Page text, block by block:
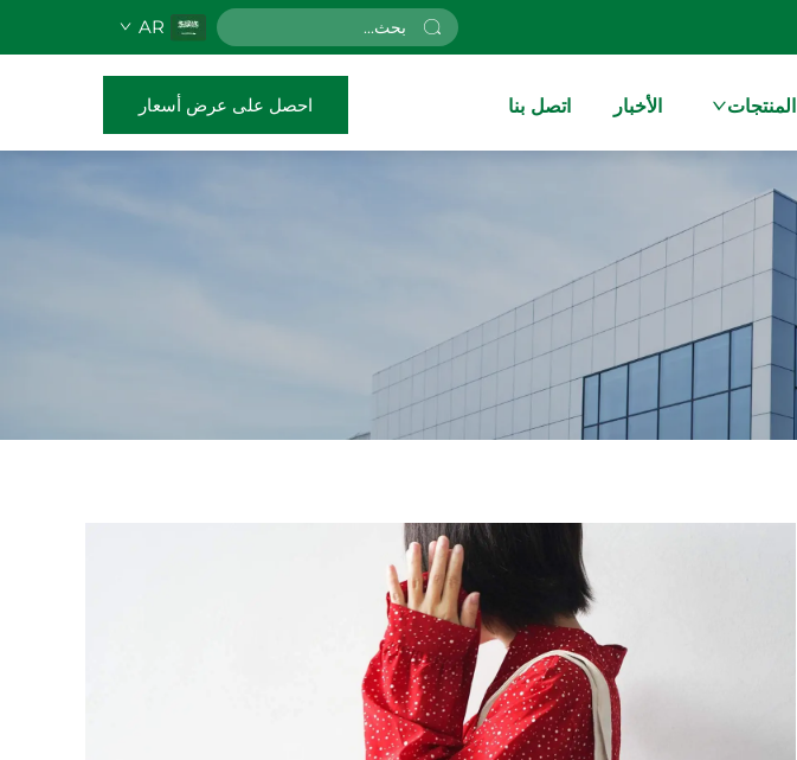
AR
المنتجات الأخبار اتصل بنا احصل على عرض أسعار